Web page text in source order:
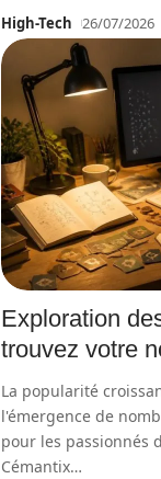
High-Tech 26/07/2026
Exploration
trouvez votre
La popularité
l'émergence de
pour les passionnés
Cémantix…